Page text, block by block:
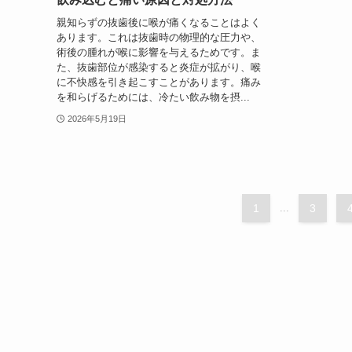
親知らずの抜歯後に喉が痛くなることはよく
あります。これは抜歯時の物理的な圧力や、
術後の腫れが喉に影響を与えるためです。ま
た、抜歯部位が感染すると炎症が拡がり、喉
に不快感を引き起こすことがあります。痛み
を和らげるためには、冷たい飲み物を摂...
2026年5月19日
1 3 4